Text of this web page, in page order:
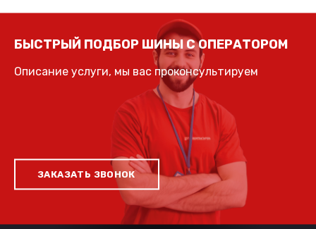
БЫСТРЫЙ ПОДБОР ШИНЫ С ОПЕРАТОРОМ
Описание услуги, мы вас проконсультируем
ЗАКАЗАТЬ ЗВОНОК